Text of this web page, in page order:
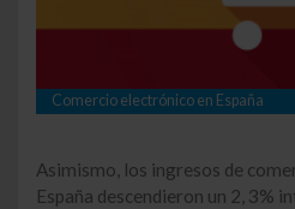
Comercio electrónico en España
Asimismo, los ingresos de
España descendieron un 2, 3%